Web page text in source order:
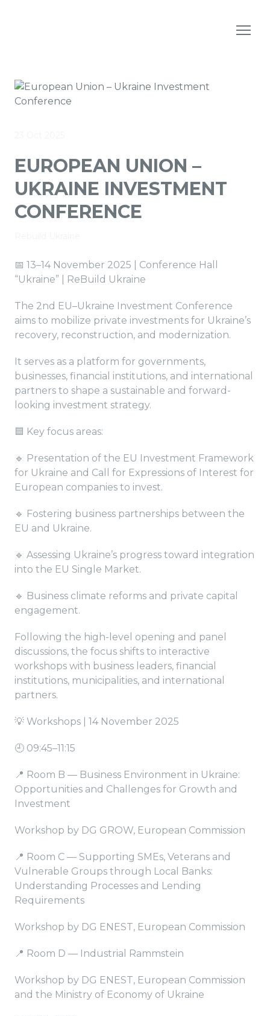
EUROPEAN UNION –
UKRAINE INVESTMENT
CONFERENCE
📅 13–14 November 2025 | Conference Hall
“Ukraine” | ReBuild Ukraine
The 2nd EU–Ukraine Investment Conference
aims to mobilize private investments for Ukraine’s
recovery, reconstruction, and modernization.
It serves as a platform for governments,
businesses, financial institutions, and international
partners to shape a sustainable and forward-
looking investment strategy.
🟦 Key focus areas:
🔹 Presentation of the EU Investment Framework
for Ukraine and Call for Expressions of Interest for
European companies to invest.
🔹 Fostering business partnerships between the
EU and Ukraine.
🔹 Assessing Ukraine’s progress toward integration
into the EU Single Market.
🔹 Business climate reforms and private capital
engagement.
Following the high-level opening and panel
discussions, the focus shifts to interactive
workshops with business leaders, financial
institutions, municipalities, and international
partners.
💡 Workshops | 14 November 2025
🕘 09:45–11:15
📍 Room B — Business Environment in Ukraine:
Opportunities and Challenges for Growth and
Investment
Workshop by DG GROW, European Commission
📍 Room C — Supporting SMEs, Veterans and
Vulnerable Groups through Local Banks:
Understanding Processes and Lending
Requirements
Workshop by DG ENEST, European Commission
📍 Room D — Industrial Rammstein
Workshop by DG ENEST, European Commission
and the Ministry of Economy of Ukraine